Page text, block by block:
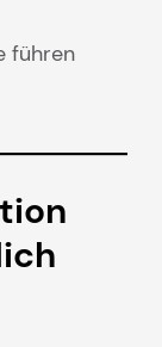
führen